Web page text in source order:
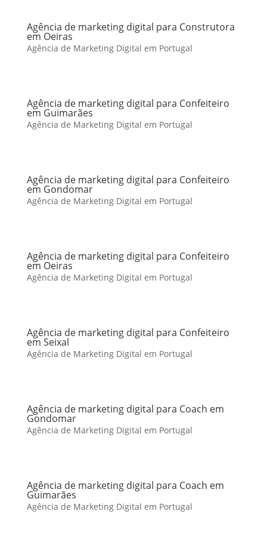
Agência de marketing digital para Construtora
em Oeiras
Agência de Marketing Digital em Portugal
Agência de marketing digital para Confeiteiro
em Guimarães
Agência de Marketing Digital em Portugal
Agência de marketing digital para Confeiteiro
em Gondomar
Agência de Marketing Digital em Portugal
Agência de marketing digital para Confeiteiro
em Oeiras
Agência de Marketing Digital em Portugal
Agência de marketing digital para Confeiteiro
em Seixal
Agência de Marketing Digital em Portugal
Agência de marketing digital para Coach em
Gondomar
Agência de Marketing Digital em Portugal
Agência de marketing digital para Coach em
Guimarães
Agência de Marketing Digital em Portugal